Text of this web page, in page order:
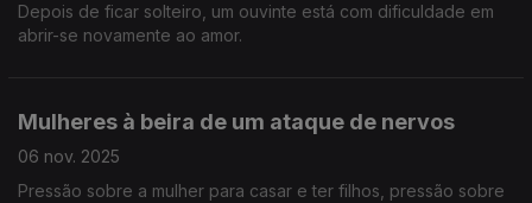
Depois de ficar solteiro, um ouvinte está com dificuldade em
abrir-se novamente ao amor.
Mulheres à beira de um ataque de nervos
06 nov. 2025
Pressão sobre a mulher para casar e ter filhos, pressão sobre